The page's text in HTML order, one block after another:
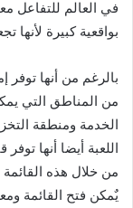
في العالم للتفاعل
بواقعية كبيرة
بالرغم من أنها توفر
من المناطق التي
اللعبة أيضا أنها
من خلال هذه
يٌمكن فتح القائمة